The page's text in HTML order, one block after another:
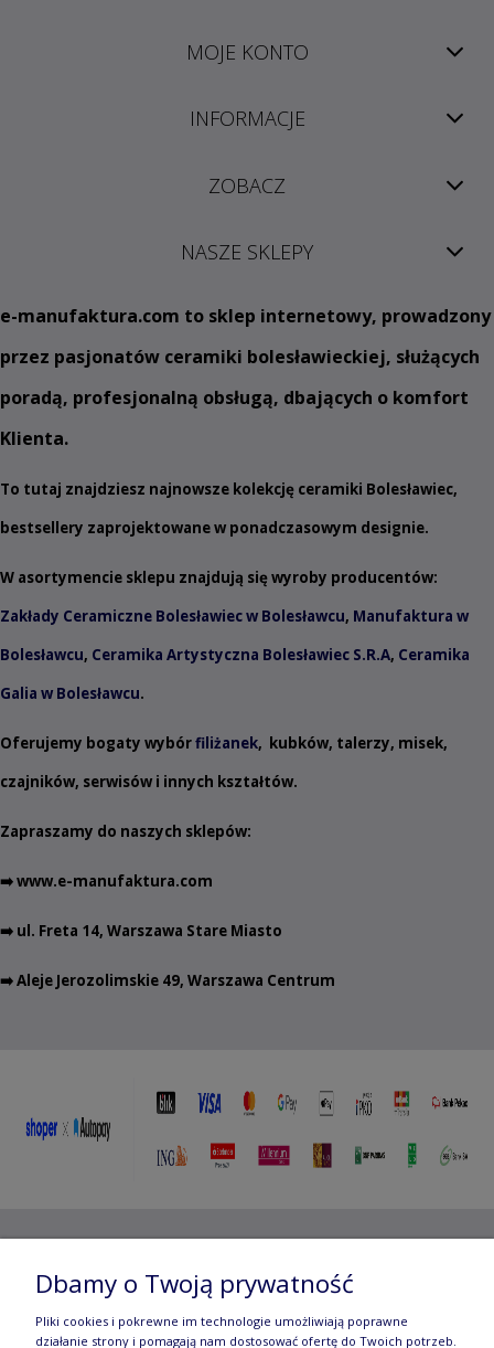
MOJE KONTO
INFORMACJE
ZOBACZ
NASZE SKLEPY
e-manufaktura.com to sklep internetowy, prowadzony
przez pasjonatów ceramiki bolesławieckiej, służących
poradą, profesjonalną obsługą, dbających o komfort
Klienta.
To tutaj znajdziesz najnowsze kolekcję ceramiki Bolesławiec,
bestsellery zaprojektowane w ponadczasowym designie.
W asortymencie sklepu znajdują się wyroby producentów:
Zakłady Ceramiczne Bolesławiec w Bolesławcu, Manufaktura w
Bolesławcu, Ceramika Artystyczna Bolesławiec S.R.A, Ceramika
Galia w Bolesławcu.
Oferujemy bogaty wybórfiliżanek, kubków, talerzy, misek,
czajników, serwisów i innych kształtów.
Zapraszamy do naszych sklepów:
➡️www.e-manufaktura.com
➡️ ul. Freta 14, Warszawa Stare Miasto
➡️ Aleje Jerozolimskie 49, Warszawa Centrum
Jerozolimskie 49, 00-696 Warszawa | e-mail:
manufaktura.com|
Dbamy o Twoją prywatność
Pliki cookies i pokrewne im technologie umożliwiają poprawne
działanie strony i pomagają nam dostosować ofertę do Twoich potrzeb.